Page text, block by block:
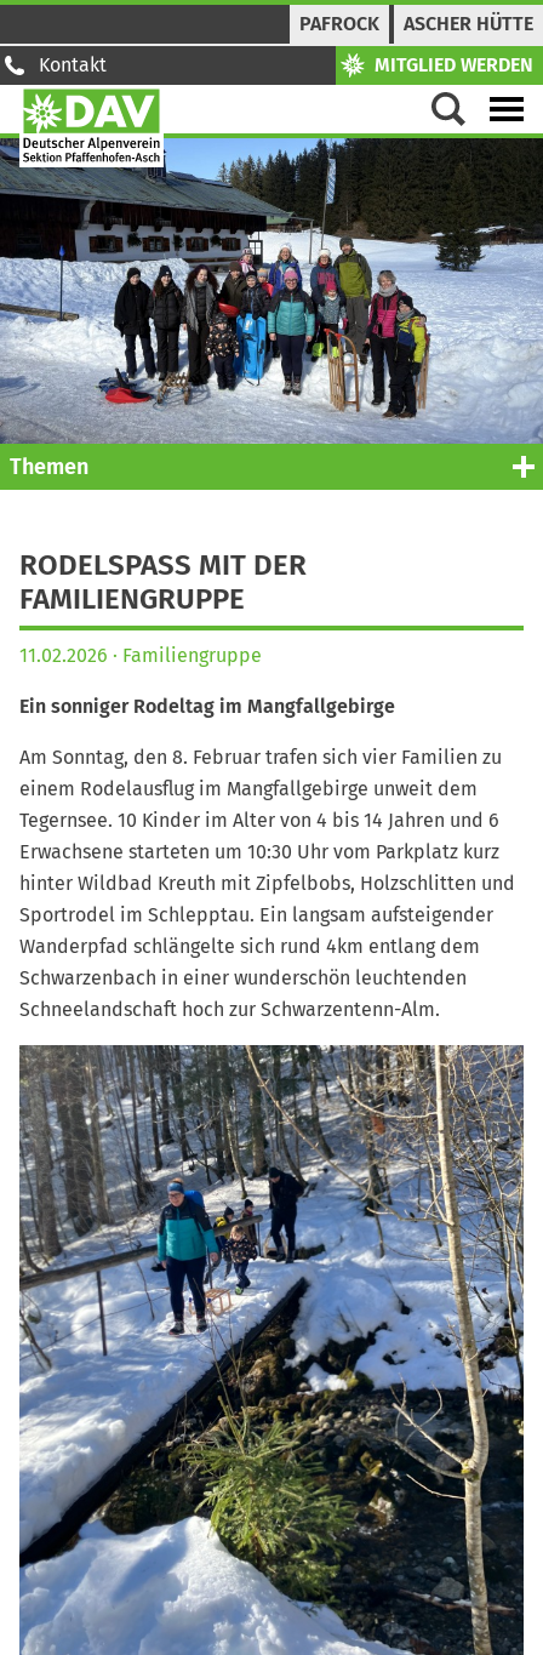
PAFROCK
ASCHER HÜTTE
Kontakt
MITGLIED WERDEN
Themen
RODELSPASS MIT DER
FAMILIENGRUPPE
11.02.2026 Familiengruppe
Ein sonniger Rodeltag im Mangfallgebirge
Am Sonntag, den 8. Februar trafen sich vier Familien zu
einem Rodelausflug im Mangfallgebirge unweit dem
Tegernsee. 10 Kinder im Alter von 4 bis 14 Jahren und 6
Erwachsene starteten um 10:30 Uhr vom Parkplatz kurz
hinter Wildbad Kreuth mit Zipfelbobs, Holzschlitten und
Sportrodel im Schlepptau. Ein langsam aufsteigender
Wanderpfad schlängelte sich rund 4km entlang dem
Schwarzenbach in einer wunderschön leuchtenden
Schneelandschaft hoch zur Schwarzentenn-Alm.